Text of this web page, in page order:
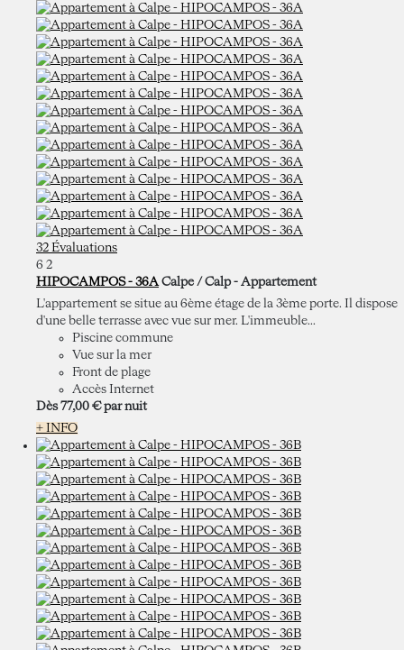
32 Évaluations
6 2
HIPOCAMPOS - 36A Calpe / Calp - Appartement
L'appartement se situe au 6ème étage de la 3ème porte. Il dispose
d'une belle terrasse avec vue sur mer. L'immeuble...
Piscine commune
Vue sur la mer
Front de plage
Accès Internet
Dès 77,00 € par nuit
+ INFO